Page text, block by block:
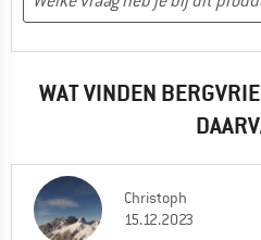
WAT VINDEN
Christoph
15.12.2023